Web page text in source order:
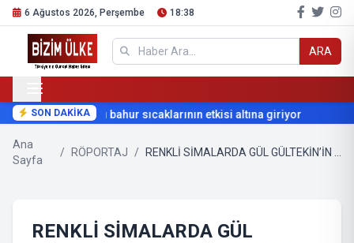
6 Ağustos 2026, Perşembe 18:38
ARA
SON DAKİKA
Türkiye, eyyam-ı bahur sıcaklarının etkisi altına giriyor
Ana
Sayfa
/ RÖPORTAJ /
RENKLİ SİMALARDA GÜL